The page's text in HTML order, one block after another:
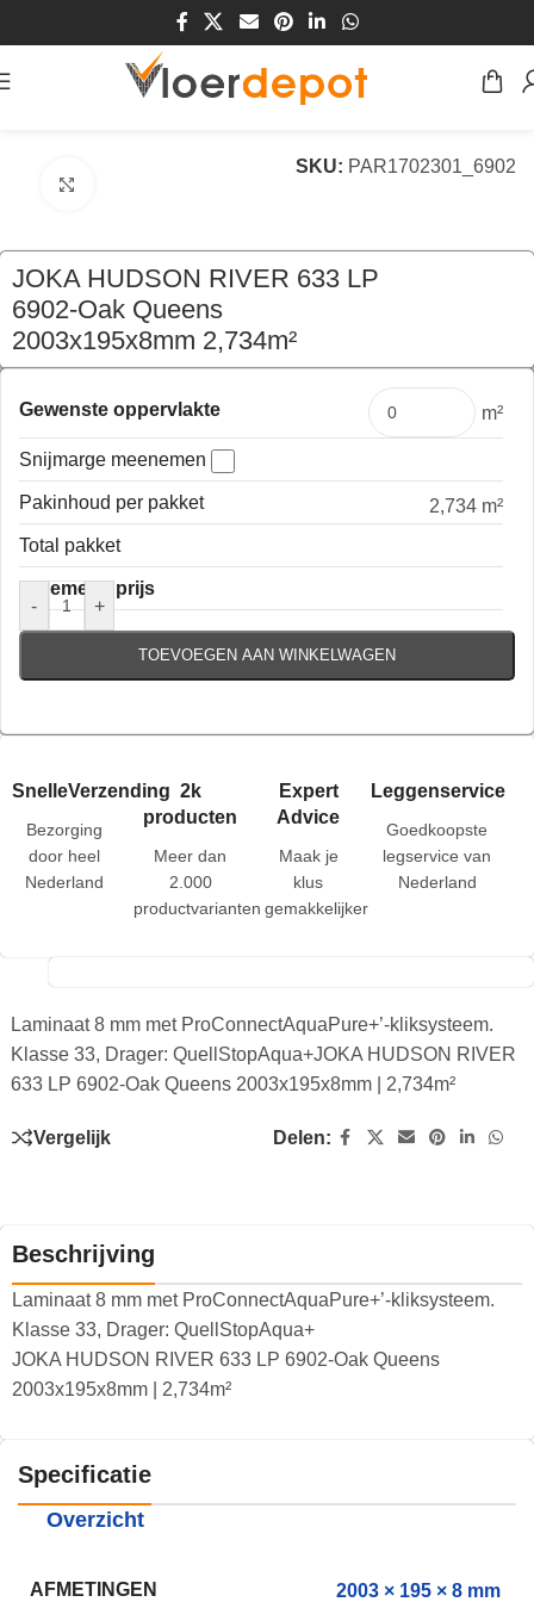
/Vloeren/Laminaat Vloeren
SKU: PAR1702301_6902
JOKA HUDSON RIVER 633 LP
6902-Oak Queens
2003x195x8mm 2,734m²
€89,95 per pak
Gewenste oppervlakte m²
Snijmarge meenemen
Pakinhoud per pakket
2,734 m²
Total pakket
Algemene prijs
-
+
TOEVOEGEN AAN WINKELWAGEN
SnelleVerzending
Bezorging
door heel
Nederland
2k
producten
Meer dan
2.000
productvarianten
Expert
Advice
Maak je
klus
gemakkelijker
Leggenservice
Goedkoopste
legservice van
Nederland
Laminaat 8 mm met ProConnectAquaPure+’-kliksysteem.
Klasse 33, Drager: QuellStopAqua+JOKA HUDSON RIVER
633 LP 6902-Oak Queens 2003x195x8mm | 2,734m²
Vergelijk Delen:
Beschrijving
Laminaat 8 mm met ProConnectAquaPure+’-kliksysteem.
Klasse 33, Drager: QuellStopAqua+
JOKA HUDSON RIVER 633 LP 6902-Oak Queens
2003x195x8mm | 2,734m²
Specificatie
Overzicht
AFMETINGEN 2003 × 195 × 8 mm